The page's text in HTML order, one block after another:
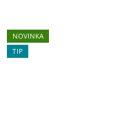
NOVINKA
TIP